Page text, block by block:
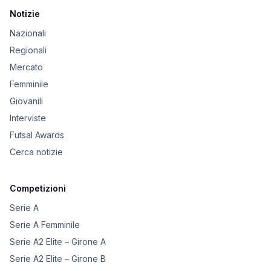
Notizie
Nazionali
Regionali
Mercato
Femminile
Giovanili
Interviste
Futsal Awards
Cerca notizie
Competizioni
Serie A
Serie A Femminile
Serie A2 Elite – Girone A
Serie A2 Elite – Girone B